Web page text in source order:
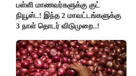
பள்ளி மாணவர்களுக்கு குட்
நியூஸ்..! இந்த 2 மாவட்டங்களுக்கு
3 நாள் தொடர் விடுமுறை..!